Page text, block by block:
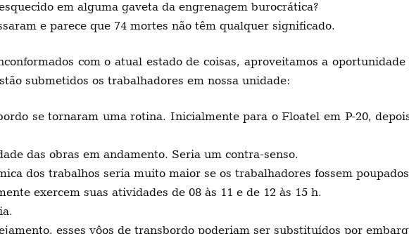
em alguma gaveta da engrenagem burocrática?
e parece que 74 mortes não têm qualquer significado.
com o atual estado de coisas, aproveitamos a oportunidade
submetidos os trabalhadores em nossa unidade:
se tornaram uma rotina. Inicialmente para o Floatel em P-20,
das obras em andamento. Seria um contra-senso.
dos trabalhos seria muito maior se os trabalhadores fossem
exercem suas atividades de 08 às 11 e de 12 às 15 h.
esses vôos de transbordo poderiam ser substituídos por